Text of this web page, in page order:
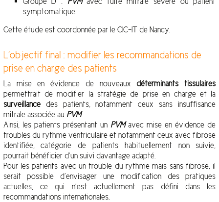
symptomatique.
Cette étude est coordonnée par le CIC-IT de Nancy.
L’objectif final : modifier les recommandations de
prise en charge des patients
La mise en évidence de nouveauxdéterminants tissulaires
permettrait de modifier la stratégie de prise en charge et la
surveillancedes patients, notamment ceux sans insuffisance
mitrale associée au PVM.
Ainsi, les patients présentant un PVMavec mise en évidence de
troubles du rythme ventriculaire et notamment ceux avec fibrose
identifiée, catégorie de patients habituellement non suivie,
pourrait bénéficier d’un suivi davantage adapté.
Pour les patients avec un trouble du rythme mais sans fibrose, il
serait possible d’envisager une modification des pratiques
actuelles, ce qui n’est actuellement pas défini dans les
recommandations internationales.